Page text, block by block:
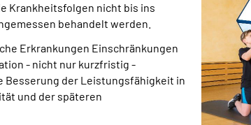
Krankheitsfolgen nicht bis ins
behandelt werden.
Erkrankungen Einschränkungen
- nicht nur kurzfristig -
Besserung der Leistungsfähigkeit in
und der späteren